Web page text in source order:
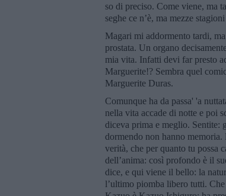
so di preciso. Come viene, ma
seghe ce n’è, ma mezze
Magari mi addormento tardi,
prostata. Un organo
mia vita. Infatti devi far presto
Marguerite!? Sembra quel
Marguerite Duras.
Comunque ha da passa' 'a
nella vita accade di notte e poi
diceva prima e meglio. Sentite:
dormendo non hanno
verità, che per quanto tu possa
dell’anima: così profondo è il
dice, e qui viene il bello: la
l’ultimo piomba libero tutti.